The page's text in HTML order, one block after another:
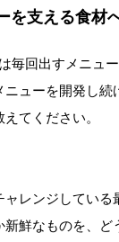
を支える食材
毎回出すメニュ
ニューを開発し続
てください。
ャレンジしている
新鮮なものを、ど